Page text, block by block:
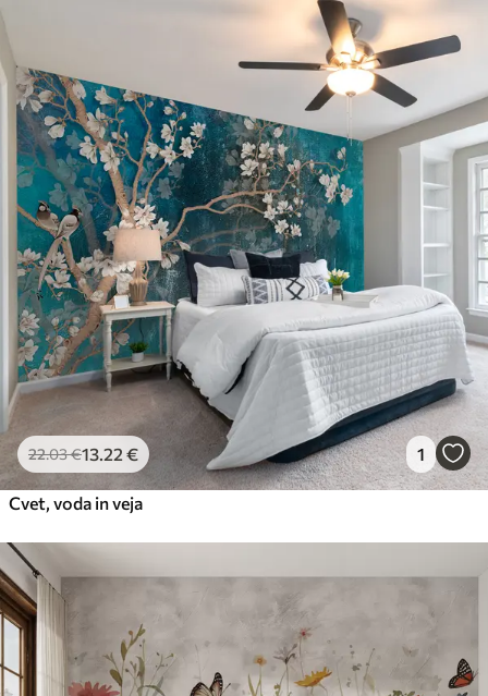
22.03€13 .22 € 1
Cvet, voda in veja